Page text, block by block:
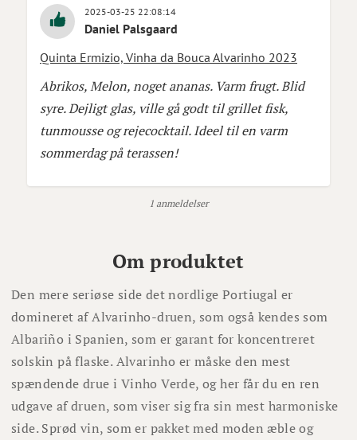
2025-03-25 22:08:14
Daniel Palsgaard
Quinta Ermizio, Vinha da Bouca Alvarinho 2023
Abrikos, Melon, noget ananas. Varm frugt. Blid
syre. Dejligt glas, ville gå godt til grillet fisk,
tunmousse og rejecocktail. Ideel til en varm
sommerdag på terassen!
1 anmeldelser
Om produktet
Den mere seriøse side det nordlige Portiugal er
domineret af Alvarinho-druen, som også kendes som
Albariño i Spanien, som er garant for koncentreret
solskin på flaske. Alvarinho er måske den mest
spændende drue i Vinho Verde, og her får du en ren
udgave af druen, som viser sig fra sin mest harmoniske
side. Sprød vin, som er pakket med moden æble og